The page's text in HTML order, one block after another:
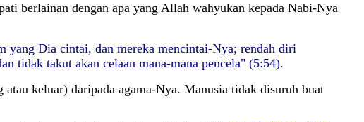
berlainan dengan apa yang Allah wahyukan kepada Nabi-Nya
yang Dia cintai, dan mereka mencintai-Nya; rendah diri
tidak takut akan celaan mana-mana pencela" (5:54).
keluar) daripada agama-Nya. Manusia tidak disuruh buat